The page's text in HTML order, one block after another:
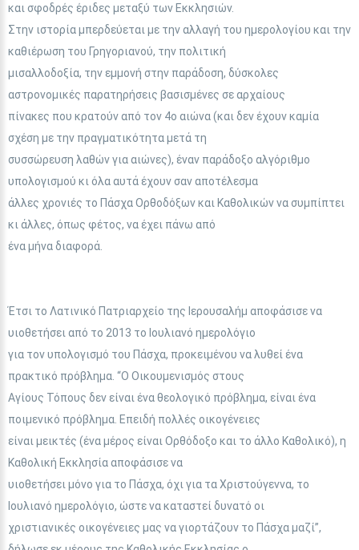
και σφοδρές έριδες μεταξύ των Εκκλησιών.
Στην ιστορία μπερδεύεται με την αλλαγή του ημερολογίου και την
καθιέρωση του Γρηγοριανού, την πολιτική
μισαλλοδοξία, την εμμονή στην παράδοση, δύσκολες
αστρονομικές παρατηρήσεις βασισμένες σε αρχαίους
πίνακες που κρατούν από τον 4ο αιώνα (και δεν έχουν καμία
σχέση με την πραγματικότητα μετά τη
συσσώρευση λαθών για αιώνες), έναν παράδοξο αλγόριθμο
υπολογισμού κι όλα αυτά έχουν σαν αποτέλεσμα
άλλες χρονιές το Πάσχα Ορθοδόξων και Καθολικών να συμπίπτει
κι άλλες, όπως φέτος, να έχει πάνω από
ένα μήνα διαφορά.
Έτσι το Λατινικό Πατριαρχείο της Ιερουσαλήμ αποφάσισε να
υιοθετήσει από το 2013 το Ιουλιανό ημερολόγιο
για τον υπολογισμό του Πάσχα, προκειμένου να λυθεί ένα
πρακτικό πρόβλημα. “Ο Οικουμενισμός στους
Αγίους Τόπους δεν είναι ένα θεολογικό πρόβλημα, είναι ένα
ποιμενικό πρόβλημα. Επειδή πολλές οικογένειες
είναι μεικτές (ένα μέρος είναι Ορθόδοξο και το άλλο Καθολικό), η
Καθολική Εκκλησία αποφάσισε να
υιοθετήσει μόνο για το Πάσχα, όχι για τα Χριστούγεννα, το
Ιουλιανό ημερολόγιο, ώστε να καταστεί δυνατό οι
χριστιανικές οικογένειες μας να γιορτάζουν το Πάσχα μαζί”,